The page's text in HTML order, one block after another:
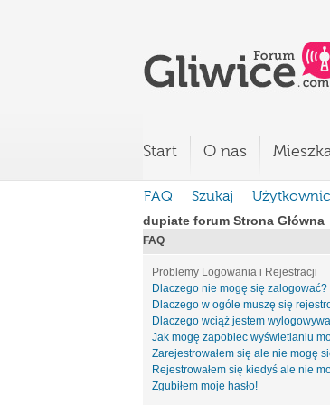
Start O nas
FAQ Szukaj
dupiate forum Strona Główna
FAQ
Problemy Logowania i Rejestracji
Dlaczego nie mogę się zalogować?
Dlaczego w ogóle muszę się
Dlaczego wciąż jestem
Jak mogę zapobiec wyświetlaniu
Zarejestrowałem się ale nie mogę
Rejestrowałem się kiedyś ale nie
Zgubiłem moje hasło!